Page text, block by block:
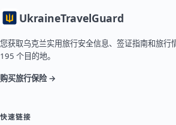
UkraineTravelGuard
您获取乌克兰实用旅行安全信息、签证指南和旅
195 个目的地。
购买旅行保险 →
快速链接